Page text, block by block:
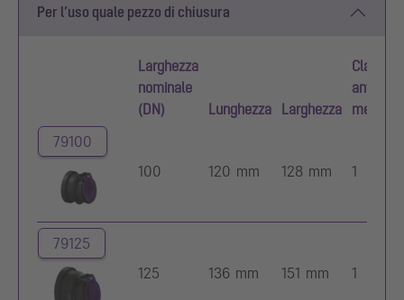
Per l’uso quale pezzo di chiusura
Larghezza
nominale
(DN)
Lunghezza Larghezza
Clapet
79100
100
120 mm 128 mm 1
79125
125
136 mm 151 mm 1